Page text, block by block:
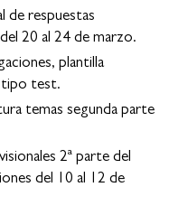
de respuestas
20 al 24 de marzo.
plantilla
tipo test.
temas segunda parte
2ª parte del
del 10 al 12 de